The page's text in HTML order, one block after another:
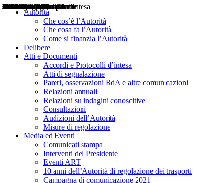
Autorità
Che cos’è l’Autorità
Che cosa fa l’Autorità
Come si finanzia l’Autorità
Delibere
Atti e Documenti
Accordi e Protocolli d’intesa
Atti di segnalazione
Pareri, osservazioni RdA e altre comunicazioni
Relazioni annuali
Relazioni su indagini conoscitive
Consultazioni
Audizioni dell’Autorità
Misure di regolazione
Media ed Eventi
Comunicati stampa
Interventi del Presidente
Eventi ART
10 anni dell’Autorità di regolazione dei trasporti
Campagna di comunicazione 2021
Delibere
Pareri
Consultazioni
Audizioni
Atti di Segnalazione
Accordi e Protocolli d'Intesa
Relazioni annuali
Misure di regolazione
Notizie
Comunicati Stampa
Bollettini ART
Convegni ART
Interviste del Presidente
Articoli in primo piano
Interventi del Presidente
2004
2005
2010
2013
2014
2015
2016
2017
2018
2019
202
2020
2021
2022
2023
2024
2025
2026
Aereo
Marittimo
Terrestre